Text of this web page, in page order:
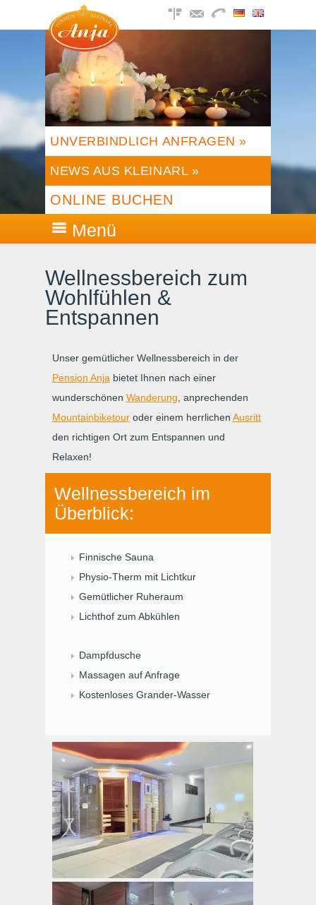
NEWS AUS KLEINARL »
UNVERBINDLICH ANFRAGEN »
ONLINE BUCHEN
Menü
Wellnessbereich zum
Wohlfühlen &
Entspannen
Unser gemütlicher Wellnessbereich in der
Pension Anja bietet Ihnen nach einer
wunderschönen Wanderung , anprechenden
Mountainbiketouroder einem herrlichen Ausritt
den richtigen Ort zum Entspannen und
Relaxen!
Wellnessbereich im
Überblick:
Finnische Sauna
Physio-Therm mit Lichtkur
Gemütlicher Ruheraum
Lichthof zum Abkühlen
Dampfdusche
Massagen auf Anfrage
Kostenloses Grander-Wasser